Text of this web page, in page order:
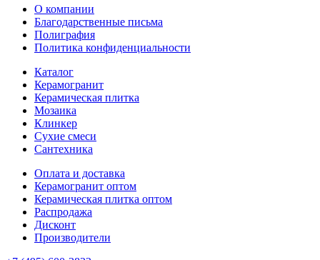
О компании
Благодарственные письма
Полиграфия
Политика конфиденциальности
Каталог
Керамогранит
Керамическая плитка
Мозаика
Клинкер
Сухие смеси
Сантехника
Оплата и доставка
Керамогранит оптом
Керамическая плитка оптом
Распродажа
Дисконт
Производители